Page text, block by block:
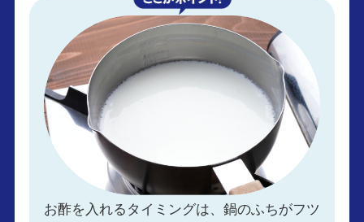
お酢を入れるタイミングは、鍋のふちがフツ